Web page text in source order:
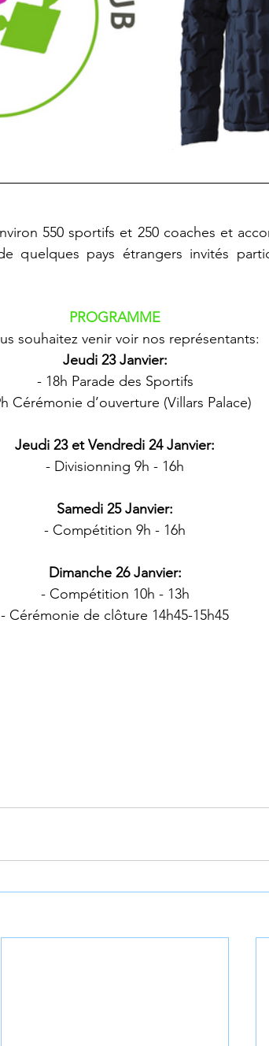
550 sportifs et 250 coaches et
quelques pays étrangers invités
PROGRAMME
souhaitez venir voir nos représentants:
Jeudi 23 Janvier:
- 18h Parade des Sportifs
Cérémonie d’ouverture (Villars Palace)
Jeudi 23 et Vendredi 24 Janvier:
- Divisionning 9h - 16h
Samedi 25 Janvier:
- Compétition 9h - 16h
Dimanche 26 Janvier:
- Compétition 10h - 13h
- Cérémonie de clôture 14h45-15h45